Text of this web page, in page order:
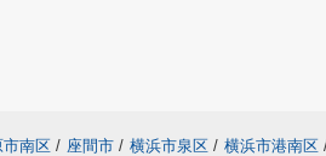
市南区 / 座間市 / 横浜市泉区 / 横浜市港南区